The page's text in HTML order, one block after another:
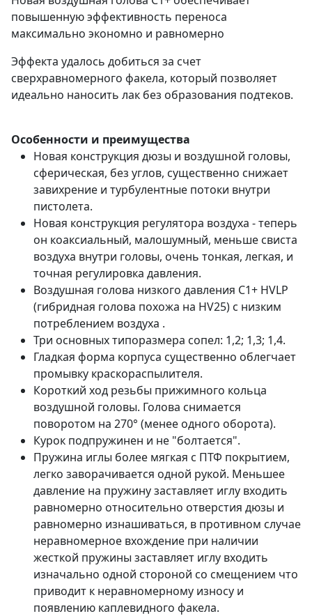
повышенную эффективность переноса
максимально экономно и равномерно
Эффекта удалось добиться за счет
сверхравномерного факела, который позволяет
идеально наносить лак без образования подтеков.
Особенности и преимущества
Новая конструкция дюзы и воздушной головы,
сферическая, без углов, существенно снижает
завихрение и турбулентные потоки внутри
пистолета.
Новая конструкция регулятора воздуха - теперь
он коаксиальный, малошумный, меньше свиста
воздуха внутри головы, очень тонкая, легкая, и
точная регулировка давления.
Воздушная голова низкого давления С1+ HVLP
(гибридная голова похожа на HV25) с низким
потреблением воздуха .
Три основных типоразмера сопел: 1,2; 1,3; 1,4.
Гладкая форма корпуса существенно облегчает
промывку краскораспылителя.
Короткий ход резьбы прижимного кольца
воздушной головы. Голова снимается
поворотом на 270° (менее одного оборота).
Курок подпружинен и не "болтается".
Пружина иглы более мягкая с ПТФ покрытием,
легко заворачивается одной рукой. Меньшее
давление на пружину заставляет иглу входить
равномерно относительно отверстия дюзы и
равномерно изнашиваться, в противном случае
неравномерное вхождение при наличии
жесткой пружины заставляет иглу входить
изначально одной стороной со смещением что
приводит к неравномерному износу и
появлению каплевидного факела.